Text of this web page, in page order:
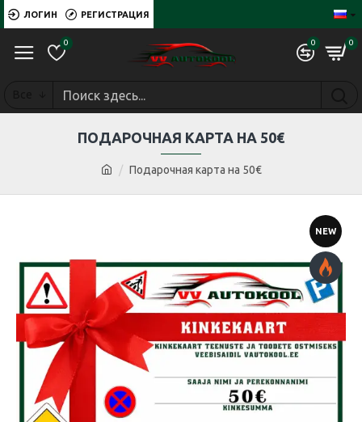
ЛОГИН РЕГИСТРАЦИЯ
0 0 0
Подарочная карта на 50€
ПОДАРОЧНАЯ КАРТА НА 50€
NEW